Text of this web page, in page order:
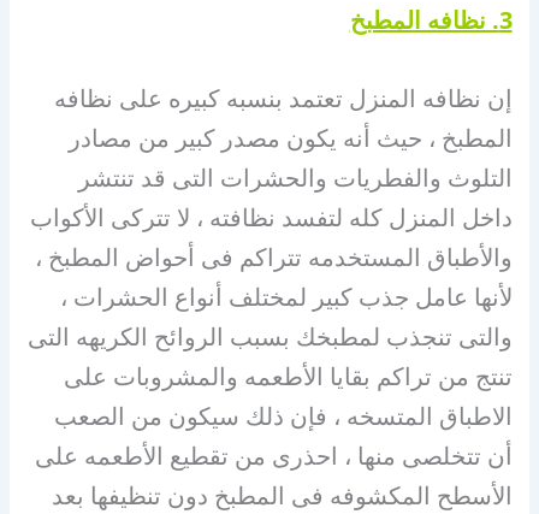
3. نظافه المطبخ
إن نظافه المنزل تعتمد بنسبه كبيره على نظافه
المطبخ ، حيث أنه يكون مصدر كبير من مصادر
التلوث والفطريات والحشرات التى قد تنتشر
داخل المنزل كله لتفسد نظافته ، لا تتركى الأكواب
والأطباق المستخدمه تتراكم فى أحواض المطبخ ،
لأنها عامل جذب كبير لمختلف أنواع الحشرات ،
والتى تنجذب لمطبخك بسبب الروائح الكريهه التى
تنتج من تراكم بقايا الأطعمه والمشروبات على
الاطباق المتسخه ، فإن ذلك سيكون من الصعب
أن تتخلصى منها ، احذرى من تقطيع الأطعمه على
الأسطح المكشوفه فى المطبخ دون تنظيفها بعد